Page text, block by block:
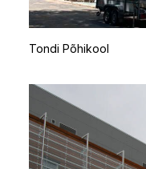
Tondi Põhikool